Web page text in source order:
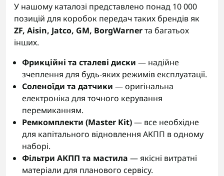
У нашому каталозі представлено понад 10 000
позицій для коробок передач таких брендів як
ZF, Aisin, Jatco, GM, BorgWarnerта багатьох
інших.
Фрикційні та сталеві диски — надійне
зчеплення для будь-яких режимів експлуатації.
Соленоїди та датчики — оригінальна
електроніка для точного керування
перемиканням.
Ремкомплекти (Master Kit)— все необхідне
для капітального відновлення АКПП в одному
наборі.
Фільтри АКПП та мастила — якісні витратні
матеріали для планового сервісу.